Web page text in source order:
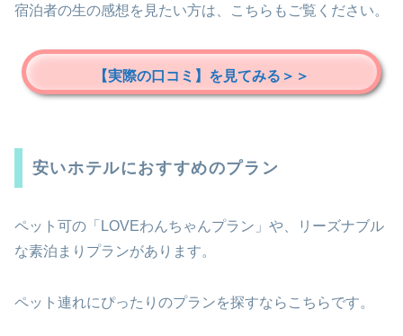
宿泊者の生の感想を見たい方は、こちらもご覧ください。
【実際の口コミ】を見てみる＞＞
安いホテルにおすすめのプラン
ペット可の「LOVEわんちゃんプラン」や、リーズナブル
な素泊まりプランがあります。
ペット連れにぴったりのプランを探すならこちらです。